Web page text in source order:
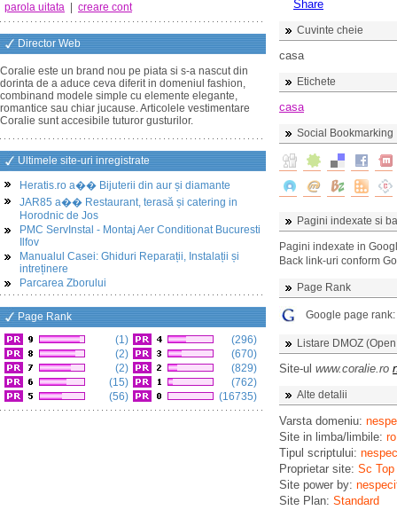
parola uitata creare cont
Director Web
Coralie este un brand nou pe piata si s-a nascut din
dorinta de a aduce ceva diferit in domeniul fashion,
combinand modele simple cu elemente elegante,
romantice sau chiar jucause. Articolele vestimentare
Coralie sunt accesibile tuturor gusturilor.
Ultimele site-uri inregistrate
Heratis.ro a�� Bijuterii din aur și diamante
JAR85 a�� Restaurant, terasă și catering in
Horodnic de Jos
PMC ServInstal - Montaj Aer Conditionat Bucuresti
Ilfov
Manualul Casei: Ghiduri Reparații, Instalații și
intreținere
Parcarea Zborului
Page Rank
(1)
(2)
(2)
(15)
(56)
(296)
(670)
(829)
(762)
(16735)
Cuvinte cheie
casa
Etichete
casa
Social Bookmarking
Pagini indexate si
Pagini indexate in
Back link-uri conform
Page Rank
Google page rank:
Listare DMOZ
Site-ul www.coralie.ro
Alte detalii
Varsta domeniu:
Site in limba/limbile:
Tipul scriptului:
Proprietar site: Sc
Site power by:
Site Plan: Standard